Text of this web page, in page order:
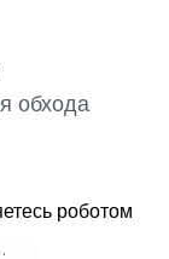
обхода
роботом